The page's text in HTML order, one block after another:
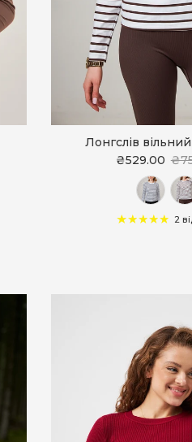
Лонгслів
₴529.00
2